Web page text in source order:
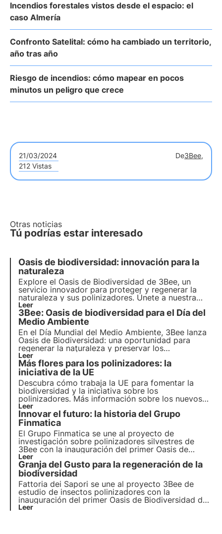
Incendios forestales vistos desde el espacio: el
caso Almería
Confronto Satelital: cómo ha cambiado un territorio,
año tras año
Riesgo de incendios: cómo mapear en pocos
minutos un peligro que crece
21/03/2024 De3Bee,
212 Vistas
Otras noticias
Tú podrías estar interesado
Oasis de biodiversidad: innovación para la
naturaleza
Explore el Oasis de Biodiversidad de 3Bee, un
servicio innovador para proteger y regenerar la
naturaleza y sus polinizadores. Únete a nuestra
misión y descubre cómo
biodiversidadse encuentran para crear unfuturo
más verde para las empresas y el planeta.
Leer
3Bee: Oasis de biodiversidad para el Día del
Medio Ambiente
En el Día Mundial del Medio Ambiente, 3Bee lanza
Oasis de Biodiversidad: una oportunidad para
regenerar la naturaleza y preservar los
polinizadores
nuestra misión combinatecnologíade vanguardia
ycompromiso medioambiental
Leer
Más flores para los polinizadores: la
iniciativa de la UE
Descubra cómo trabaja la UE para fomentar la
biodiversidad y la iniciativa sobre los
polinizadores. Más información sobre los nuevos
objetivos para 2030 y el papel de 3Bee en la
protección de los polinizadores con el proyecto
Oasis de Biodiversidad.
Leer
Innovar el futuro: la historia del Grupo
Finmatica
El Grupo Finmatica se une al proyecto de
investigación sobre polinizadores silvestres de
3Bee con la inauguración del primer Oasis de
Biodiversidad: un signo tangible de
responsabilidad medioambiental. La entrevista con
Domenico Gualtieri, Presidente del Consejo de
Administración de Finmatica.
Leer
Granja del Gusto para la regeneración de la
biodiversidad
Fattoria dei Sapori se une al proyecto 3Bee de
estudio de insectos polinizadores con la
inauguración del primer Oasis de Biodiversidad del
Véneto. Pero, ¿en qué consiste el proyecto?
Leer